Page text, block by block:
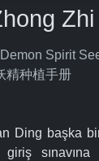
Demon Spirit
精种植手册
Ding başka